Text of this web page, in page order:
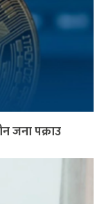
जना पक्राउ